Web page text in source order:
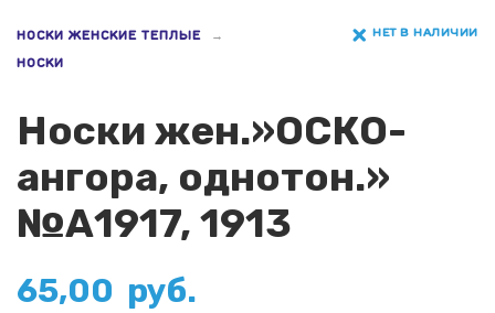
НОСКИ ЖЕНСКИЕ ТЕПЛЫЕ
НОСКИ
НЕТ В НАЛИЧИИ
Носки жен.»ОСКО-
ангора, однотон.»
№А1917, 1913
65,00 руб.